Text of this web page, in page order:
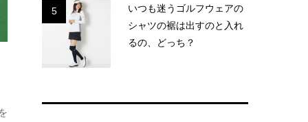
5
いつも迷うゴルフウェアの
シャツの裾は出すのと入れ
るの、どっち？